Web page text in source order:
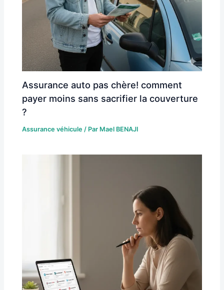
Assurance auto pas chère! comment
payer moins sans sacrifier la couverture
?
Assurance véhicule / Par Mael BENAJI